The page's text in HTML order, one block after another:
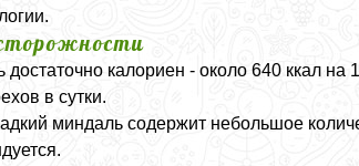
достаточно калориен - около 640 ккал
в сутки.
миндаль содержит небольшое